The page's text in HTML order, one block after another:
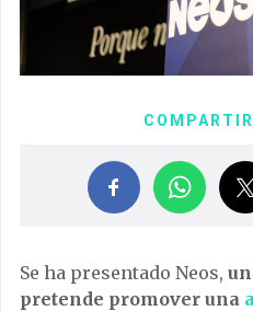
Se ha presentado Neos,
pretende promover una